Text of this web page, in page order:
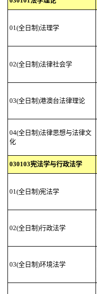
01(全日制)法理学
02(全日制)法律社会学
03(全日制)港澳台法律理论
04(全日制)法律思想与法律文
化
030103宪法学与行政法学
01(全日制)宪法学
02(全日制)行政法学
03(全日制)环境法学